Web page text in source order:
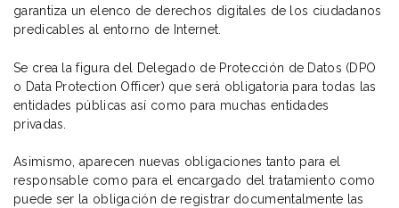
garantiza un elenco de derechos digitales de los ciudadanos
predicables al entorno de Internet.
Se crea la figura del Delegado de Protección de Datos (DPO
o Data Protection Officer) que será obligatoria para todas las
entidades públicas así como para muchas entidades
privadas.
Asimismo, aparecen nuevas obligaciones tanto para el
responsable como para el encargado del tratamiento como
puede ser la obligación de registrar documentalmente las